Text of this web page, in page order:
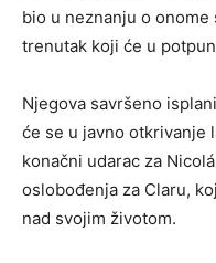
bio u neznanju o
trenutak koji će u
Njegova savršeno
će se u javno otkrivanje
konačni udarac za
oslobođenja za Claru,
nad svojim životom.